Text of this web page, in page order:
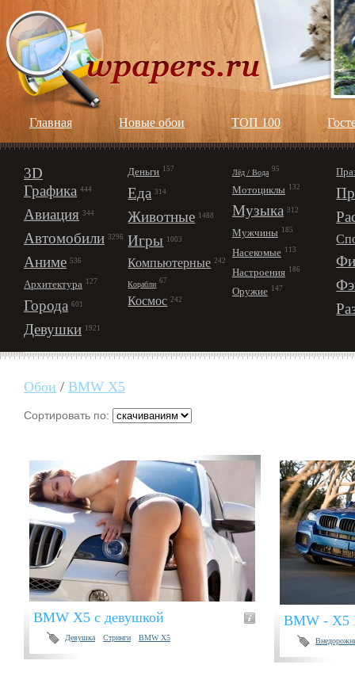
Главная Новые обои ТОП 100
3D
Графика 444
Авиация 344
Автомобили 3296
Аниме 536
Архитектура 127
Города 601
Девушки 1921
Деньги 157
Еда 314
Животные 1488
Игры 1003
Компьютерные 242
Корабли 67
Космос 242
Лёд / Вода 95
Мотоциклы 132
Музыка 312
Мужчины 185
Насекомые 113
Настроения 186
Оружие 147
Обои / BMW X5
Сортировать по:
BMW X5 с девушкой
Девушка Стринги BMW X5
BMW - X5